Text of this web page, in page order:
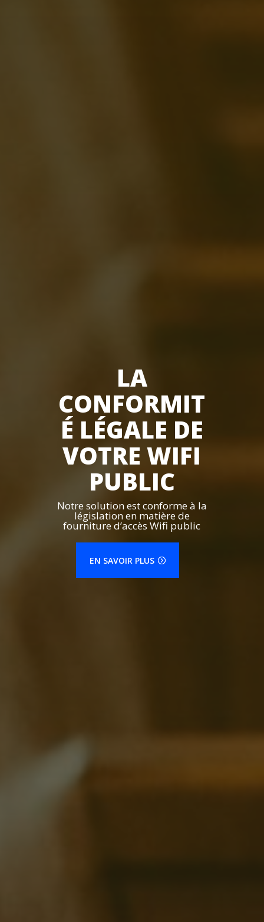
LA
CONFORMIT
É LÉGALE DE
VOTRE WIFI
PUBLIC
Notre solution est conforme à la
législation en matière de
fourniture d’accès Wifi public
EN SAVOIR PLUS